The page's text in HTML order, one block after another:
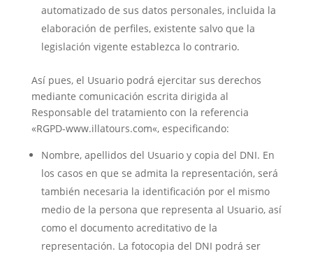
automatizado de sus datos personales, incluida la
elaboración de perfiles, existente salvo que la
legislación vigente establezca lo contrario.
Así pues, el Usuario podrá ejercitar sus derechos
mediante comunicación escrita dirigida al
Responsable del tratamiento con la referencia
«RGPD-www.illatours.com«, especificando:
Nombre, apellidos del Usuario y copia del DNI. En
los casos en que se admita la representación, será
también necesaria la identificación por el mismo
medio de la persona que representa al Usuario, así
como el documento acreditativo de la
representación. La fotocopia del DNI podrá ser